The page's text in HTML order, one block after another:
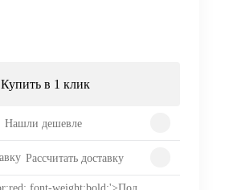
Купить в 1 клик
Нашли дешевле
Рассчитать доставку